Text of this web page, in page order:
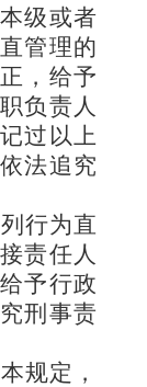
级或者
管理的
，给予
负责人
过以上
法追究
行为直
责任人
予行政
刑事责
规定，